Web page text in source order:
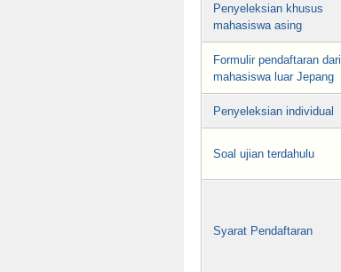
Penyeleksian khusus
mahasiswa asing
Formulir pendaftaran dari
mahasiswa luar Jepang
Penyeleksian individual
Soal ujian terdahulu
Syarat Pendaftaran